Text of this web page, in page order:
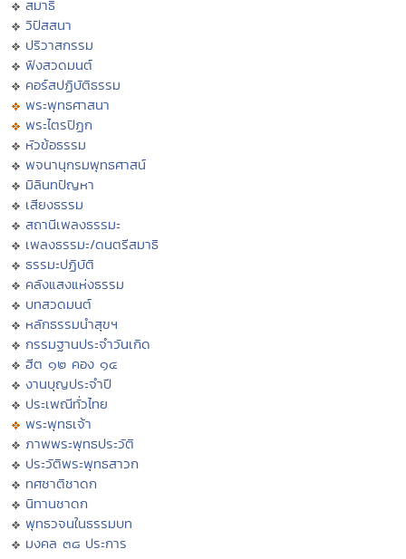
สมาธิ
วิปัสสนา
ปริวาสกรรม
ฟังสวดมนต์
คอร์สปฏิบัติธรรม
พระพุทธศาสนา
พระไตรปิฏก
หัวข้อธรรม
พจนานุกรมพุทธศาสน์
มิลินทปัญหา
เสียงธรรม
สถานีเพลงธรรมะ
เพลงธรรมะ/ดนตรีสมาธิ
ธรรมะปฏิบัติ
คลังแสงแห่งธรรม
บทสวดมนต์
หลักธรรมนำสุขฯ
กรรมฐานประจำวันเกิด
ฮีต ๑๒ คอง ๑๔
งานบุญประจำปี
ประเพณีทั่วไทย
พระพุทธเจ้า
ภาพพระพุทธประวัติ
ประวัติพระพุทธสาวก
ทศชาติชาดก
นิทานชาดก
พุทธวจนในธรรมบท
มงคล ๓๘ ประการ